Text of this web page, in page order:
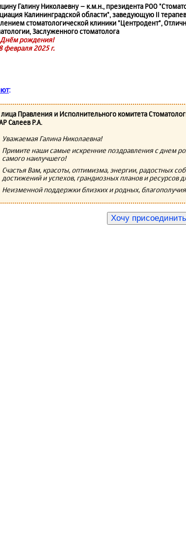
Галину Николаевну – к.м.н., президента РОО
Калининградской области", заведующую II
стоматологической клиники "Центродент",
Заслуженного стоматолога
Днём рождения!
февраля 2025 г.
:
лица Правления и Исполнительного комитета
Салеев Р.А.
Уважаемая Галина Николаевна!
Примите наши самые искренние поздравления с днем
самого наилучшего!
Счастья Вам, красоты, оптимизма, энергии, радостных
достижений и успехов, грандиозных планов и ресурсов
Неизменной поддержки близких и родных,